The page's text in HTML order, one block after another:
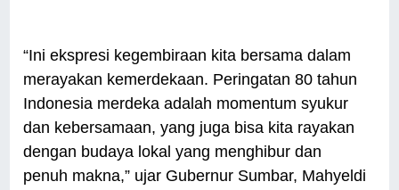
“Ini ekspresi kegembiraan kita bersama dalam
merayakan kemerdekaan. Peringatan 80 tahun
Indonesia merdeka adalah momentum syukur
dan kebersamaan, yang juga bisa kita rayakan
dengan budaya lokal yang menghibur dan
penuh makna,” ujar Gubernur Sumbar, Mahyeldi